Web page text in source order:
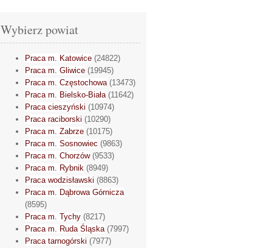
Wybierz powiat
Praca m. Katowice (24822)
Praca m. Gliwice (19945)
Praca m. Częstochowa(13473)
Praca m. Bielsko-Biała(11642)
Praca cieszyński (10974)
Praca raciborski (10290)
Praca m. Zabrze (10175)
Praca m. Sosnowiec (9863)
Praca m. Chorzów(9533)
Praca m. Rybnik (8949)
Praca wodzisławski (8863)
Praca m. Dąbrowa Górnicza
(8595)
Praca m. Tychy (8217)
Praca m. Ruda Śląska(7997)
Praca tarnogórski (7977)